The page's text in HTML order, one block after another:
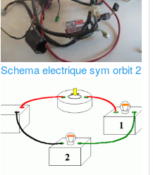
Schema electrique sym orbit 2